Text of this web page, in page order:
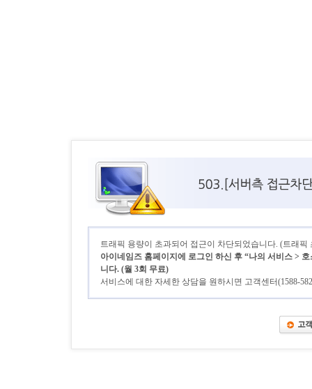
트래픽 용량이 초과되어 접근이 차단되었습니다. (트래픽
아이네임즈 홈페이지에 로그인 하신 후 “나의 서비스 >
니다. (월 3회 무료)
서비스에 대한 자세한 상담을 원하시면 고객센터(1588-